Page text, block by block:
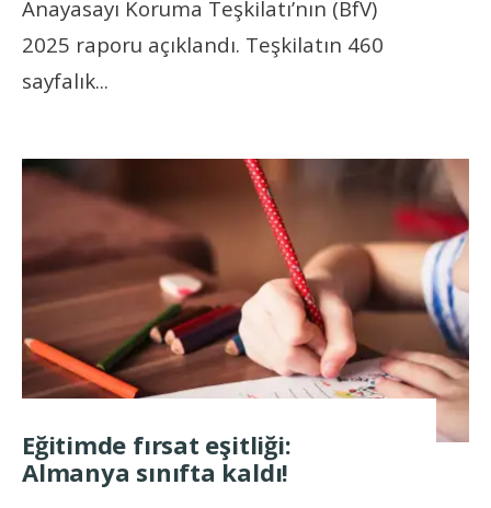
Anayasayı Koruma Teşkilatı’nın (BfV)
2025 raporu açıklandı. Teşkilatın 460
sayfalık...
Eğitimde fırsat eşitliği:
Almanya sınıfta kaldı!